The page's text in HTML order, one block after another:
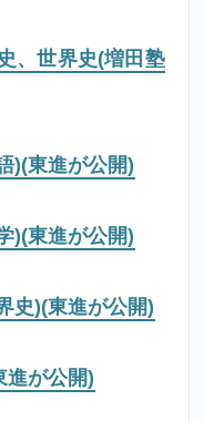
、世界史(増田塾
)(東進が公開)
)(東進が公開)
史)(東進が公開)
進が公開)